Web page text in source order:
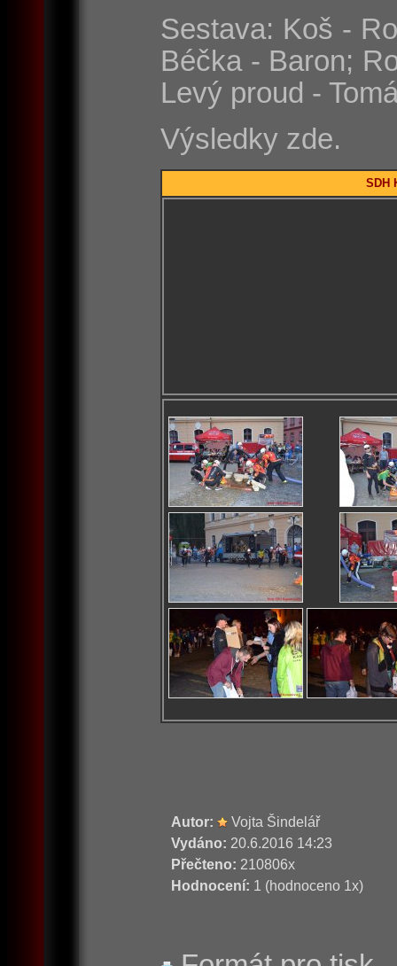
Sestava: Koš -
Béčka - Baron;
Levý proud -
Výsledky zde.
SDH
Autor:
Vojta Šindelář
Vydáno: 20.6.2016 14:23
Přečteno: 210806x
Hodnocení: 1 (hodnoceno 1x)